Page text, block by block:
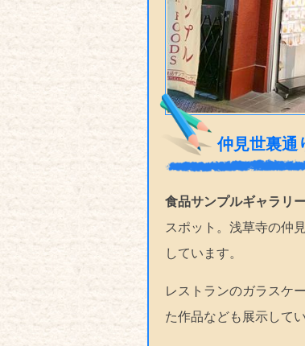
仲見世裏通
食品サンプルギャラリ
スポット。浅草寺の仲
しています。
レストランのガラスケ
た作品なども展示してい